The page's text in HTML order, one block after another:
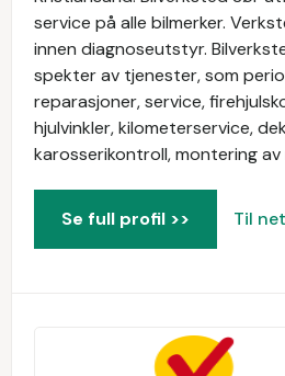
service på alle bilmerker.
innen diagnoseutstyr.
spekter av tjenester, som
reparasjoner, service,
hjulvinkler, kilometerservice,
karosserikontroll, montering av
Se full profil >> Til